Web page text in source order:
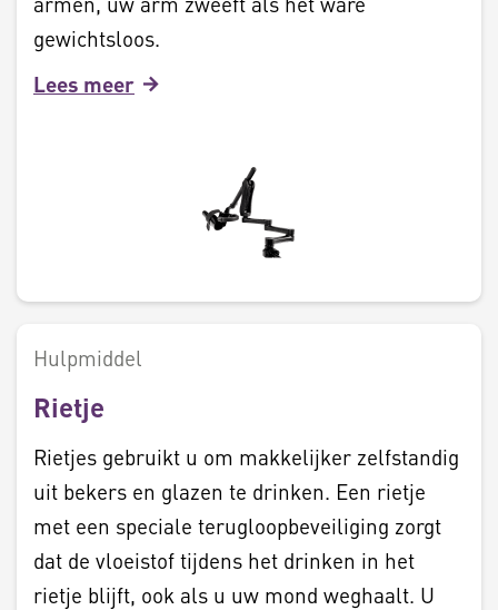
gewichtsloos.
Lees meer
Hulpmiddel
Rietje
Rietjes gebruikt u om makkelijker zelfstandig
uit bekers en glazen te drinken. Een rietje
met een speciale terugloopbeveiliging zorgt
dat de vloeistof tijdens het drinken in het
rietje blijft, ook als u uw mond weghaalt. U